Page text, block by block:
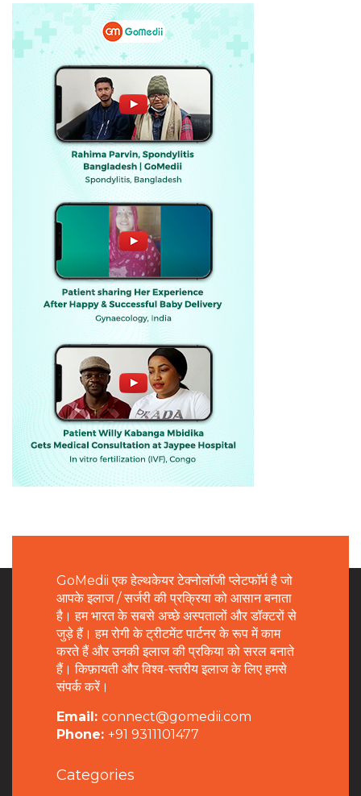
GoMedii एक हेल्थकेयर टेक्नोलॉजी प्लेटफॉर्म है जो
आपके इलाज / सर्जरी की प्रक्रिया को आसान बनाता
है। हम भारत के सबसे अच्छे अस्पतालों और डॉक्टरों से
जुड़े हैं। हम रोगी के ट्रीटमेंट पार्टनर के रूप में काम
करते हैं और उनकी इलाज की प्रकिया को सरल बनाते
हैं। किफ़ायती और विश्व-स्तरीय इलाज के लिए हमसे
संपर्क करें।
Email: connect@gomedii.com
Phone: +91 9311101477
Categories